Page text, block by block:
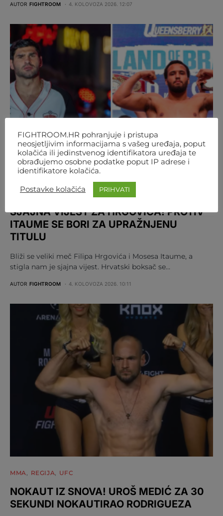
AUTOR FIGHTROOM 4. KOLOVOZA 2026. 12:07
BOKS REGIJA
SJAJNA VIJEST ZA HRGOVIĆA! PROTIV
ITAUME SE BORI ZA UPRAŽNJENU
TITULU
Bliži se veliki meč Filipa Hrgovića i Mosesa Itaume, a
stigla nam je sjajna vijest. Hrvatski boksač se…
AUTOR FIGHTROOM 4. KOLOVOZA 2026. 10:11
MMA REGIJA UFC
NOKAUT IZ SNOVA! UROŠ MEDIĆ ZA 30
SEKUNDI NOKAUTIRAO RODRIGUEZA
FIGHTROOM.HR pohranjuje i pristupa
neosjetljivim informacijama s vašeg uređaja, poput
kolačića ili jedinstvenog identifikatora uređaja te
obrađujemo osobne podatke poput IP adrese i
identifikatore kolačića.
Postavke kolačića PRIHVATI